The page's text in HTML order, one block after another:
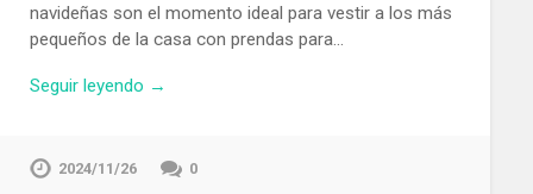
navideñas son el momento ideal para vestir a los más
pequeños de la casa con prendas para…
Seguir leyendo →
2024/11/26 0